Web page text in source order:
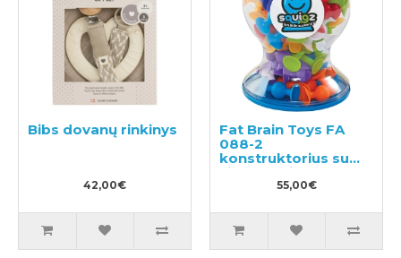
Bibs dovanų rinkinys
42,00€
Fat Brain Toys FA
088-2
konstruktorius su
siurbtukais 50vnt.
55,00€